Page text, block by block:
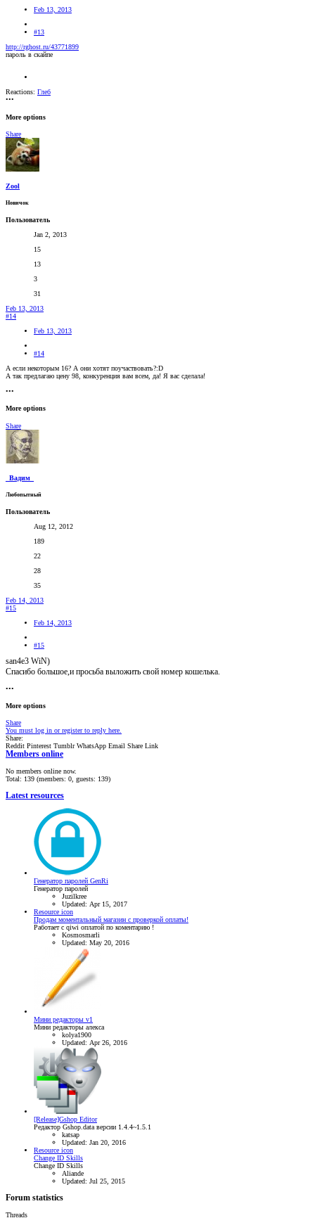
Feb 13, 2013
#13
http://rghost.ru/43771899
пароль в скайпе
Reactions: Глеб
•••
More options
Share
Zool
Новичок
Пользователь
Jan 2, 2013
15
13
3
31
Feb 13, 2013
#14
Feb 13, 2013
#14
А если некоторым 16? А они хотят поучаствовать?:D
А так предлагаю цену 98, конкуренция вам всем, да! Я вас сделала!
•••
More options
Share
_Вадим_
Любопытный
Пользователь
Aug 12, 2012
189
22
28
35
Feb 14, 2013
#15
Feb 14, 2013
#15
san4e3 WiN)
Спасибо большое,и просьба выложить свой номер кошелька.
•••
More options
Share
You must log in or register to reply here.
Share:
Reddit Pinterest Tumblr WhatsApp Email Share Link
Members online
No members online now.
Total: 139 (members: 0, guests: 139)
Latest resources
Генератор паролей GenRi
Генератор паролей
Juzilkree
Updated: Apr 15, 2017
Resource icon
Продам моментальный магазин с проверкой оплаты!
Работает с qiwi оплатой по коментарию !
Kosmosmarli
Updated: May 20, 2016
Мини редакторы v1
Мини редакторы алекса
kolya1900
Updated: Apr 26, 2016
[Release]Gshop Editor
Редактор Gshop.data версии 1.4.4~1.5.1
katsap
Updated: Jan 20, 2016
Resource icon
Change ID Skills
Change ID Skills
Aliande
Updated: Jul 25, 2015
Forum statistics
Threads